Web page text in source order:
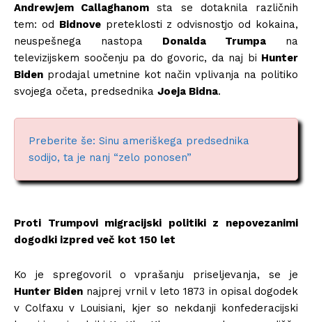
Andrewjem Callaghanom sta se dotaknila različnih
tem: od Bidnovepreteklosti z odvisnostjo od kokaina,
neuspešnega nastopa Donalda Trumpa na
televizijskem soočenju pa do govoric, da naj bi Hunter
Biden prodajal umetnine kot način vplivanja na politiko
svojega očeta, predsednika Joeja Bidna.
Preberite še: Sinu ameriškega predsednika
sodijo, ta je nanj “zelo ponosen”
Proti Trumpovi migracijski politiki z nepovezanimi
dogodki izpred več kot 150 let
Ko je spregovoril o vprašanju priseljevanja, se je
Hunter Biden najprej vrnil v leto 1873 in opisal dogodek
v Colfaxu v Louisiani, kjer so nekdanji konfederacijski